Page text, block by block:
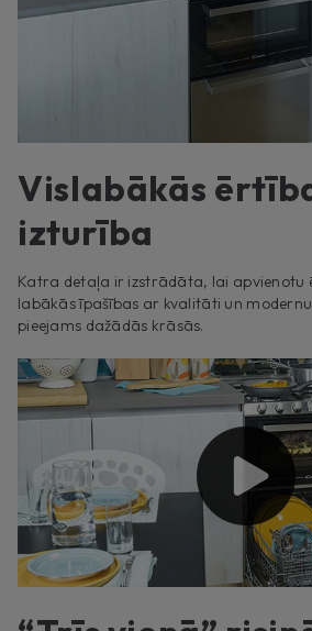
Vislabākās
izturība
Katra detaļa ir izstrādāta, lai apvienotu
labākās īpašības ar kvalitāti un
pieejams dažādās krāsās.